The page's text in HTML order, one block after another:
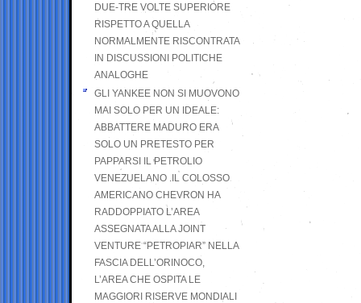
DUE-TRE VOLTE SUPERIORE
RISPETTO A QUELLA
NORMALMENTE RISCONTRATA
IN DISCUSSIONI POLITICHE
ANALOGHE
GLI YANKEE NON SI MUOVONO
MAI SOLO PER UN IDEALE:
ABBATTERE MADURO ERA
SOLO UN PRETESTO PER
PAPPARSI IL PETROLIO
VENEZUELANO .IL COLOSSO
AMERICANO CHEVRON HA
RADDOPPIATO L’AREA
ASSEGNATA ALLA JOINT
VENTURE “PETROPIAR” NELLA
FASCIA DELL’ORINOCO,
L’AREA CHE OSPITA LE
MAGGIORI RISERVE MONDIALI